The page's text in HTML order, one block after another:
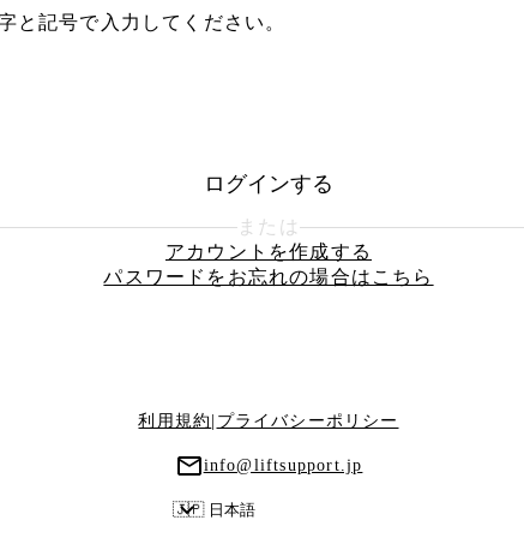
と記号で入力してください。
ログインする
または
アカウントを作成する
パスワードをお忘れの場合はこちら
利用規約 | プライバシーポリシー
info@liftsupport.jp
🇯🇵 日本語